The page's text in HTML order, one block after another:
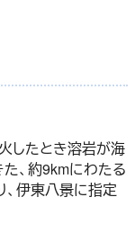
したとき溶岩が海
、約9kmにわたる
伊東八景に指定